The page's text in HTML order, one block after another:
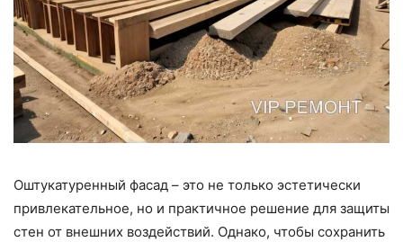
Оштукатуренный фасад – это не только эстетически
привлекательное, но и практичное решение для защиты
стен от внешних воздействий. Однако, чтобы сохранить